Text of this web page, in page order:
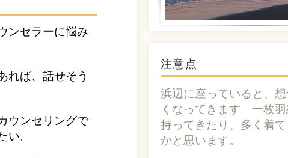
ンセラーに悩み
れば、話せそう
ウンセリングで
い。
注意点
浜辺に座っていると、
くなってきます。一枚
持ってきたり、多く着
かと思います。